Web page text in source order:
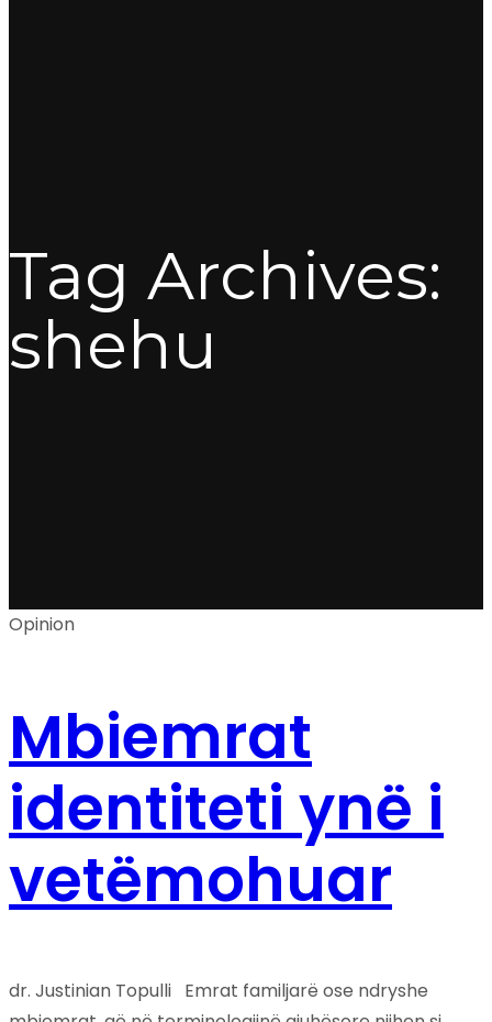
Tag Archives:
shehu
Opinion
Mbiemrat
identiteti ynë i
vetëmohuar
dr. Justinian Topulli Emrat familjarë ose ndryshe